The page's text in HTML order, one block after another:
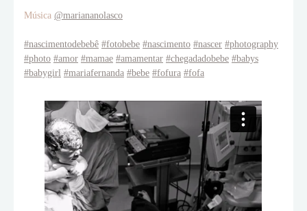
Música @mariananolasco
#nascimentodebebê #fotobebe #nascimento #nascer #photography
#photo #amor #mamae #amamentar #chegadadobebe #babys
#babygirl #mariafernanda #bebe #fofura #fofa